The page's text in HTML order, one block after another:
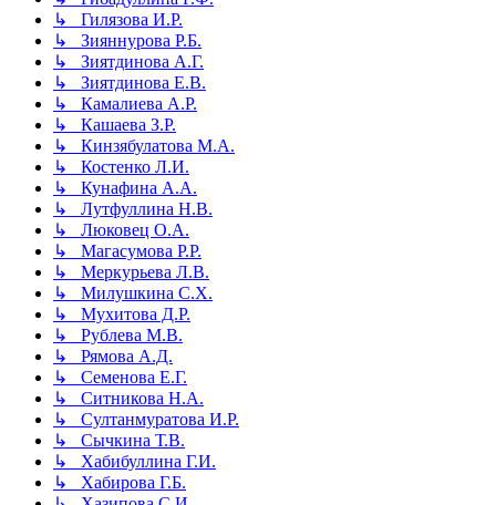
↳ Гилязова И.Р.
↳ Зияннурова Р.Б.
↳ Зиятдинова А.Г.
↳ Зиятдинова Е.В.
↳ Камалиева А.Р.
↳ Кашаева З.Р.
↳ Кинзябулатова М.А.
↳ Костенко Л.И.
↳ Кунафина А.А.
↳ Лутфуллина Н.В.
↳ Люковец О.А.
↳ Магасумова Р.Р.
↳ Меркурьева Л.В.
↳ Милушкина С.Х.
↳ Мухитова Д.Р.
↳ Рублева М.В.
↳ Рямова А.Д.
↳ Семенова Е.Г.
↳ Ситникова Н.А.
↳ Султанмуратова И.Р.
↳ Сычкина Т.В.
↳ Хабибуллина Г.И.
↳ Хабирова Г.Б.